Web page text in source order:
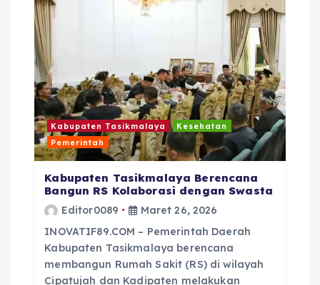
Kabupaten Tasikmalaya
Kesehatan
Pemerintah
Kabupaten Tasikmalaya Berencana
Bangun RS Kolaborasi dengan Swasta
Editor0089
Maret 26, 2026
INOVATIF89.COM – Pemerintah Daerah
Kabupaten Tasikmalaya berencana
membangun Rumah Sakit (RS) di wilayah
Cipatujah dan Kadipaten melakukan